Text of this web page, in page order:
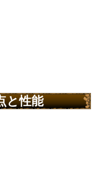
と性能